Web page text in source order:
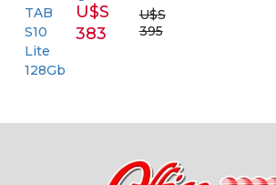
U$S
383
U$S
395